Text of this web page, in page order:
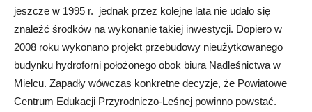
jeszcze w 1995 r. jednak przez kolejne lata nie udało się
znaleźć środków na wykonanie takiej inwestycji. Dopiero w
2008 roku wykonano projekt przebudowy nieużytkowanego
budynku hydroforni położonego obok biura Nadleśnictwa w
Mielcu. Zapadły wówczas konkretne decyzje, że Powiatowe
Centrum Edukacji Przyrodniczo-Leśnej powinno powstać.